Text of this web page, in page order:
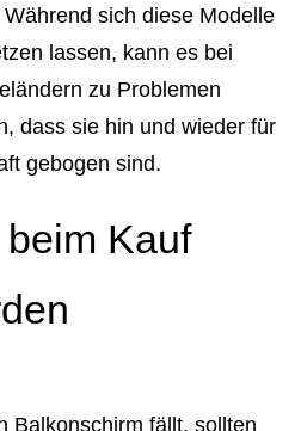
sich diese Modelle
lassen, kann es bei
zu Problemen
dass sie hin und wieder für
gebogen sind.
Kauf
Balkonschirm fällt, sollten